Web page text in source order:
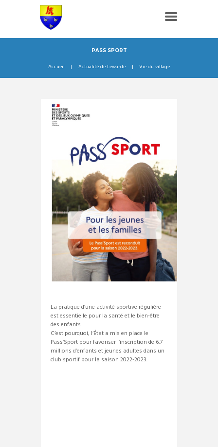
PASS SPORT
Accueil Actualité de Lewarde Vie du village
La pratique d’une activité sportive régulière
est essentielle pour la santé et le bien-être
des enfants.
C’est pourquoi, l’État a mis en place le
Pass’Sport pour favoriser l’inscription de 6,7
millions d’enfants et jeunes adultes dans un
club sportif pour la saison 2022-2023.